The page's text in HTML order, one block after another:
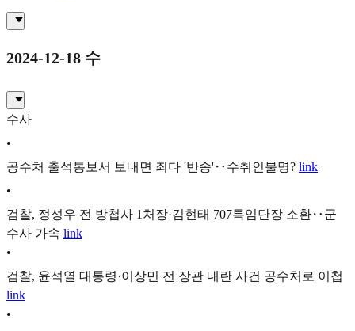
2024-12-18 수
수사
•
공수처 출석통보서 보내면 죄다 '반송'‥수취인불명? link
•
검찰, 정성우 전 방첩사 1처장·김현태 707특임단장 소환‥군
수사 가속 link
•
검찰, 윤석열 대통령·이상민 전 장관 내란 사건 공수처로 이첩
link
•